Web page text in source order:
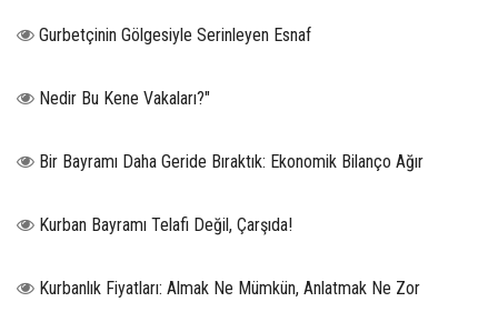
Gurbetçinin Gölgesiyle Serinleyen Esnaf
Nedir Bu Kene Vakaları?"
Bir Bayramı Daha Geride Bıraktık: Ekonomik Bilanço Ağır
Kurban Bayramı Telafi Değil, Çarşıda!
Kurbanlık Fiyatları: Almak Ne Mümkün, Anlatmak Ne Zor